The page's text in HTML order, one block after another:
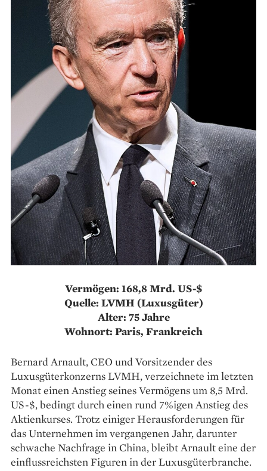
Vermögen: 168,8 Mrd. US-$
Quelle: LVMH (Luxusgüter)
Alter: 75 Jahre
Wohnort: Paris, Frankreich
Bernard Arnault, CEO und Vorsitzender des
Luxusgüterkonzerns LVMH, verzeichnete im letzten
Monat einen Anstieg seines Vermögens um 8,5 Mrd.
US-$, bedingt durch einen rund 7%igen Anstieg des
Aktienkurses. Trotz einiger Herausforderungen für
das Unternehmen im vergangenen Jahr, darunter
schwache Nachfrage in China, bleibt Arnault eine der
einflussreichsten Figuren in der Luxusgüterbranche.